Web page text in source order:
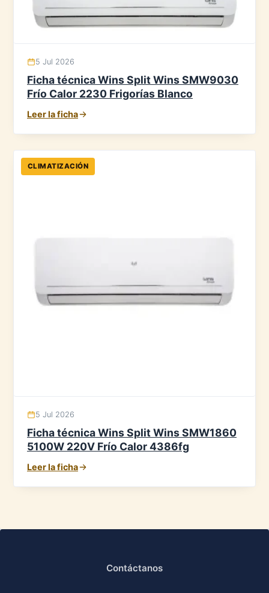
5 Jul 2026
Ficha técnica Wins Split Wins SMW9030
Frío Calor 2230 Frigorías Blanco
Leer la ficha
CLIMATIZACIÓN
5 Jul 2026
Ficha técnica Wins Split Wins SMW1860
5100W 220V Frío Calor 4386fg
Leer la ficha
Contáctanos